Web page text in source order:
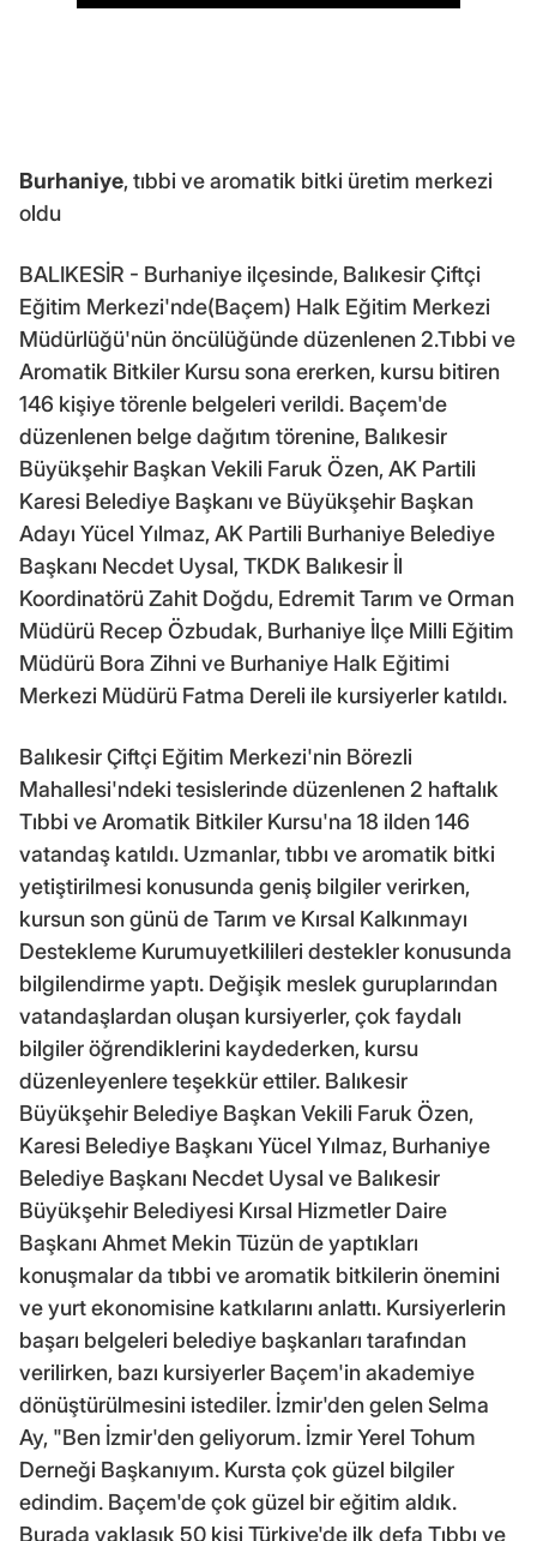
Burhaniye, tıbbi ve aromatik bitki üretim merkezi
oldu
BALIKESİR - Burhaniye ilçesinde, Balıkesir Çiftçi
Eğitim Merkezi'nde(Baçem) Halk Eğitim Merkezi
Müdürlüğü'nün öncülüğünde düzenlenen 2.Tıbbi ve
Aromatik Bitkiler Kursu sona ererken, kursu bitiren
146 kişiye törenle belgeleri verildi. Baçem'de
düzenlenen belge dağıtım törenine, Balıkesir
Büyükşehir Başkan Vekili Faruk Özen, AK Partili
Karesi Belediye Başkanı ve Büyükşehir Başkan
Adayı Yücel Yılmaz, AK Partili Burhaniye Belediye
Başkanı Necdet Uysal, TKDK Balıkesir İl
Koordinatörü Zahit Doğdu, Edremit Tarım ve Orman
Müdürü Recep Özbudak, Burhaniye İlçe Milli Eğitim
Müdürü Bora Zihni ve Burhaniye Halk Eğitimi
Merkezi Müdürü Fatma Dereli ile kursiyerler katıldı.
Balıkesir Çiftçi Eğitim Merkezi'nin Börezli
Mahallesi'ndeki tesislerinde düzenlenen 2 haftalık
Tıbbi ve Aromatik Bitkiler Kursu'na 18 ilden 146
vatandaş katıldı. Uzmanlar, tıbbı ve aromatik bitki
yetiştirilmesi konusunda geniş bilgiler verirken,
kursun son günü de Tarım ve Kırsal Kalkınmayı
Destekleme Kurumuyetkilileri destekler konusunda
bilgilendirme yaptı. Değişik meslek guruplarından
vatandaşlardan oluşan kursiyerler, çok faydalı
bilgiler öğrendiklerini kaydederken, kursu
düzenleyenlere teşekkür ettiler. Balıkesir
Büyükşehir Belediye Başkan Vekili Faruk Özen,
Karesi Belediye Başkanı Yücel Yılmaz, Burhaniye
Belediye Başkanı Necdet Uysal ve Balıkesir
Büyükşehir Belediyesi Kırsal Hizmetler Daire
Başkanı Ahmet Mekin Tüzün de yaptıkları
konuşmalar da tıbbi ve aromatik bitkilerin önemini
ve yurt ekonomisine katkılarını anlattı. Kursiyerlerin
başarı belgeleri belediye başkanları tarafından
verilirken, bazı kursiyerler Baçem'in akademiye
dönüştürülmesini istediler. İzmir'den gelen Selma
Ay, "Ben İzmir'den geliyorum. İzmir Yerel Tohum
Derneği Başkanıyım. Kursta çok güzel bilgiler
edindim. Baçem'de çok güzel bir eğitim aldık.
Burada yaklaşık 50 kişi Türkiye'de ilk defa Tıbbı ve